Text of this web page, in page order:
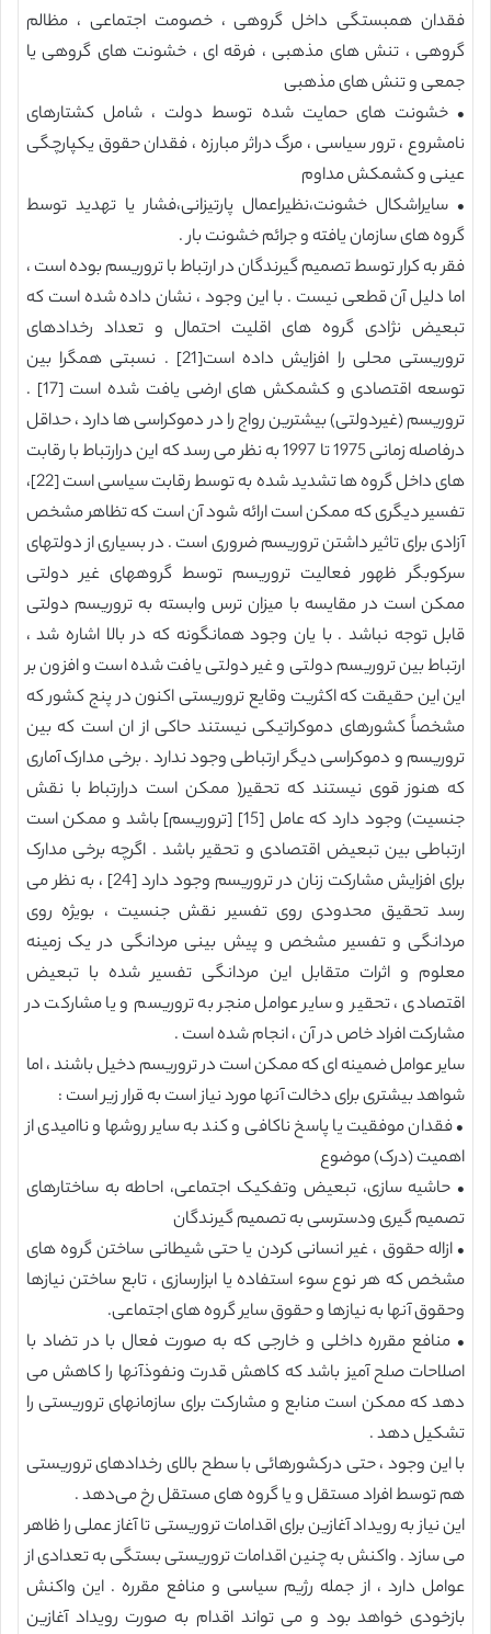
فقدان همبستگی داخل گروهی ، خصومت اجتماعی ، مظالم
گروهی ، تنش های مذهبی ، فرقه ای ، خشونت های گروهی یا
جمعی و تنش های مذهبی
• خشونت های حمایت شده توسط دولت ، شامل کشتارهای
نامشروع ، ترور سیاسی ، مرگ دراثر مبارزه ، فقدان حقوق یکپارچگی
عینی و کشمکش مداوم
• سایراشکال خشونت،نظیراعمال پارتیزانی،فشار یا تهدید توسط
گروه های سازمان یافته و جرائم خشونت بار .
فقر به کرار توسط تصمیم گیرندگان در ارتباط با تروریسم بوده است ،
اما دلیل آن قطعی نیست . با این وجود ، نشان داده شده است که
تبعیض نژادی گروه های اقلیت احتمال و تعداد رخدادهای
تروریستی محلی را افزایش داده است[21] . نسبتی همگرا بین
توسعه اقتصادی و کشمکش های ارضی یافت شده است [17] .
تروریسم (غیردولتی) بیشترین رواج را در دموکراسی ها دارد ، حداقل
درفاصله زمانی 1975 تا 1997 به نظر می رسد که این درارتباط با رقابت
های داخل گروه ها تشدید شده به توسط رقابت سیاسی است [22]،
تفسیر دیگری که ممکن است ارائه شود آن است که تظاهر مشخص
آزادی برای تاثیر داشتن تروریسم ضروری است . در بسیاری از دولتهای
سرکوبگر ظهور فعالیت تروریسم توسط گروههای غیر دولتی
ممکن است در مقایسه با میزان ترس وابسته به تروریسم دولتی
قابل توجه نباشد . با یان وجود همانگونه که در بالا اشاره شد ،
ارتباط بین تروریسم دولتی و غیر دولتی یافت شده است و افزون بر
این این حقیقت که اکثریت وقایع تروریستی اکنون در پنج کشور که
مشخصاً کشورهای دموکراتیکی نیستند حاکی از ان است که بین
تروریسم و دموکراسی دیگر ارتباطی وجود ندارد . برخی مدارک آماری
که هنوز قوی نیستند که تحقیر( ممکن است درارتباط با نقش
جنسیت) وجود دارد که عامل [15] [تروریسم] باشد و ممکن است
ارتباطی بین تبعیض اقتصادی و تحقیر باشد . اگرچه برخی مدارک
برای افزایش مشارکت زنان در تروریسم وجود دارد [24] ، به نظر می
رسد تحقیق محدودی روی تفسیر نقش جنسیت ، بویژه روی
مردانگی و تفسیر مشخص و پیش بینی مردانگی در یک زمینه
معلوم و اثرات متقابل این مردانگی تفسیر شده با تبعیض
اقتصادی ، تحقیر و سایر عوامل منجر به تروریسم و یا مشارکت در
مشارکت افراد خاص در آن ، انجام شده است .
سایر عوامل ضمینه ای که ممکن است در تروریسم دخیل باشند ، اما
شواهد بیشتری برای دخالت آنها مورد نیاز است به قرار زیر است :
• فقدان موفقیت یا پاسخ ناکافی و کند به سایر روشها و ناامیدی از
اهمیت (درک) موضوع
• حاشیه سازی، تبعیض وتفکیک اجتماعی، احاطه به ساختارهای
تصمیم گیری ودسترسی به تصمیم گیرندگان
• ازاله حقوق ، غیر انسانی کردن یا حتی شیطانی ساختن گروه های
مشخص که هر نوع سوء استفاده یا ابزارسازی ، تابع ساختن نیازها
وحقوق آنها به نیازها و حقوق سایر گروه های اجتماعی.
• منافع مقرره داخلی و خارجی که به صورت فعال با در تضاد با
اصلاحات صلح آمیز باشد که کاهش قدرت ونفوذآنها را کاهش می
دهد که ممکن است منابع و مشارکت برای سازمانهای تروریستی را
تشکیل دهد .
با این وجود ، حتی درکشورهائی با سطح بالای رخدادهای تروریستی
هم توسط افراد مستقل و یا گروه های مستقل رخ می‌دهد .
این نیاز به رویداد آغازین برای اقدامات تروریستی تا آغاز عملی را ظاهر
می سازد . واکنش به چنین اقدامات تروریستی بستگی به تعدادی از
عوامل دارد ، از جمله رژیم سیاسی و منافع مقرره . این واکنش
بازخودی خواهد بود و می تواند اقدام به صورت رویداد آغازین